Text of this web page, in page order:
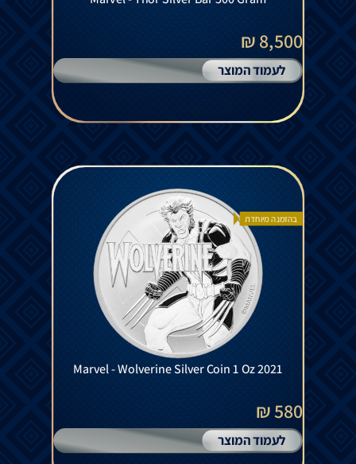
8,500 ₪
לעמוד המוצר
בהזמנה מיוחדת
Marvel - Wolverine Silver Coin 1 Oz 2021
580 ₪
לעמוד המוצר